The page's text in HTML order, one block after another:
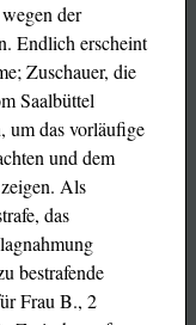
der
Endlich erscheint
Zuschauer, die
Saalbüttel
um das vorläufige
und dem
Als
das
bestrafende
Frau B., 2